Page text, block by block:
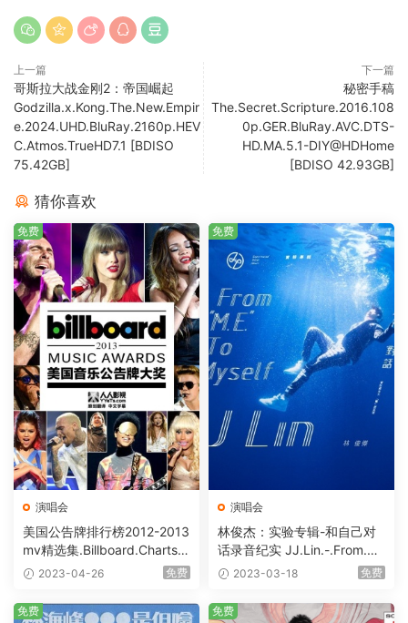
上一篇
哥斯拉大战金刚2：帝国崛起
Godzilla.x.Kong.The.New.Empir
e.2024.UHD.BluRay.2160p.HEV
C.Atmos.TrueHD7.1 [BDISO
75.42GB]
下一篇
秘密手稿
The.Secret.Scripture.2016.108
0p.GER.BluRay.AVC.DTS-
HD.MA.5.1-DIY@HDHome
[BDISO 42.93GB]
猜你喜欢
演唱会
美国公告牌排行榜2012-2013
mv精选集.Billboard.Charts.2
012-2013.1080p.Blu-ray.M
9.72GB]
2023-04-26 免费
免费
演唱会
林俊杰：实验专辑-和自己对
话录音纪实 JJ.Lin.-.From.M
e.To.Myself.Blu-ray.1080i.A
GB]
2023-03-18 免费
免费
免费 免费